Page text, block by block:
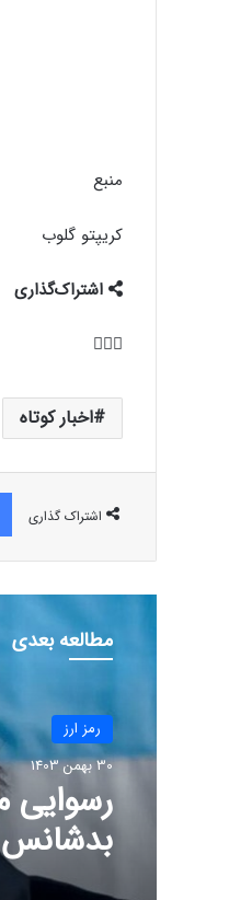
منبع
کریپتو گلوب
اشتراک‌گذاری
اخبار کوتاه
اشتراک گذاری
مطالعه بعدی
رمز ارز
30 بهمن 1403
رسوایی
داد!